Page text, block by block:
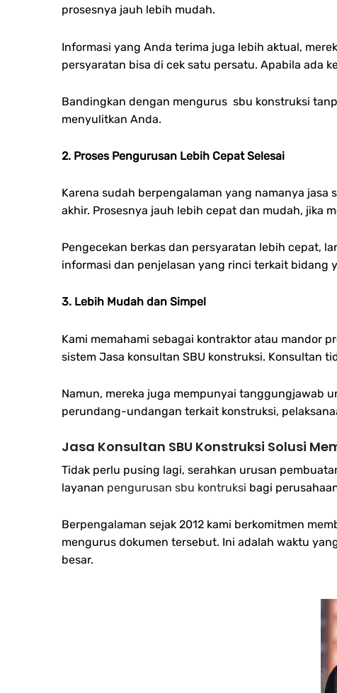
prosesnya jauh lebih mudah.
Informasi yang Anda terima juga lebih aktual,
persyaratan bisa di cek satu persatu. Apabila ada
Bandingkan dengan mengurus sbu konstruksi
menyulitkan Anda.
2. Proses Pengurusan Lebih Cepat Selesai
Karena sudah berpengalaman yang namanya
akhir. Prosesnya jauh lebih cepat dan mudah, jika
Pengecekan berkas dan persyaratan lebih cepat,
informasi dan penjelasan yang rinci terkait bidang
3. Lebih Mudah dan Simpel
Kami memahami sebagai kontraktor atau mandor
sistem Jasa konsultan SBU konstruksi. Konsultan
Namun, mereka juga mempunyai tanggungjawab
perundang-undangan terkait konstruksi,
Jasa Konsultan SBU Konstruksi Solusi
Tidak perlu pusing lagi, serahkan urusan
layanan pengurusan sbu kontruksi bagi
Berpengalaman sejak 2012 kami berkomitmen
mengurus dokumen tersebut. Ini adalah waktu
besar.